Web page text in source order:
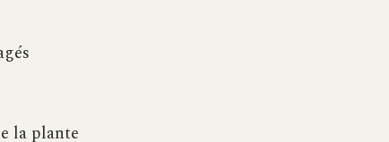
la plante